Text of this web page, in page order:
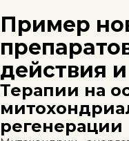
Пример
действия
Терапии на
регенерации